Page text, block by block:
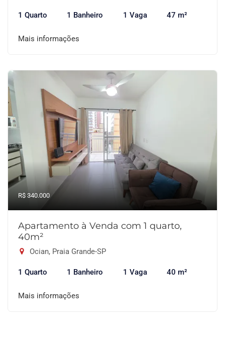
1 Quarto 1 Banheiro 1 Vaga 47 m²
Mais informações
R$ 340.000
Apartamento à Venda com 1 quarto,
40m²
Ocian, Praia Grande-SP
1 Quarto 1 Banheiro 1 Vaga 40 m²
Mais informações